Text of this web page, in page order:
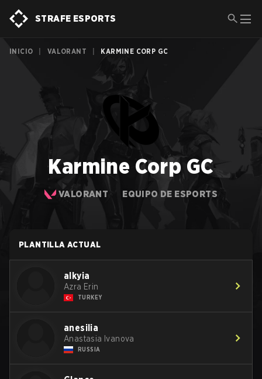
STRAFE ESPORTS
INICIO VALORANT KARMINE CORP GC
Karmine Corp GC
VALORANT EQUIPO DE ESPORTS
PLANTILLA ACTUAL
alkyia
Azra Erin
TURKEY
anesilia
Anastasia Ivanova
RUSSIA